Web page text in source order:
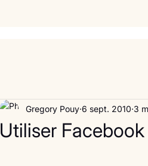
Utiliser
Gregory Pouy 6 sept. 2010 3